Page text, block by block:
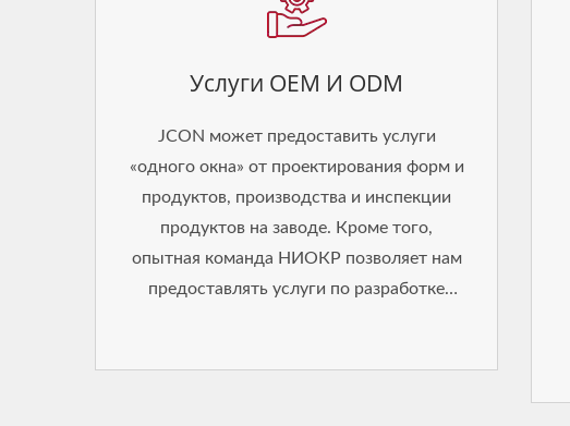
Услуги OEM И ODM
JCON может предоставить услуги
«одного окна» от проектирования форм и
продуктов, производства и инспекции
продуктов на заводе. Кроме того,
опытная команда НИОКР позволяет нам
предоставлять услуги по разработке